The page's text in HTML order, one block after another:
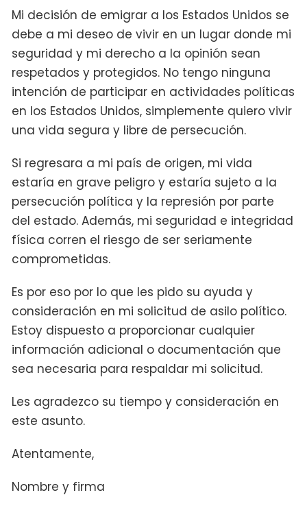
Mi decisión de emigrar a los Estados Unidos se
debe a mi deseo de vivir en un lugar donde mi
seguridad y mi derecho a la opinión sean
respetados y protegidos. No tengo ninguna
intención de participar en actividades políticas
en los Estados Unidos, simplemente quiero vivir
una vida segura y libre de persecución.
Si regresara a mi país de origen, mi vida
estaría en grave peligro y estaría sujeto a la
persecución política y la represión por parte
del estado. Además, mi seguridad e integridad
física corren el riesgo de ser seriamente
comprometidas.
Es por eso por lo que les pido su ayuda y
consideración en mi solicitud de asilo político.
Estoy dispuesto a proporcionar cualquier
información adicional o documentación que
sea necesaria para respaldar mi solicitud.
Les agradezco su tiempo y consideración en
este asunto.
Atentamente,
Nombre y firma